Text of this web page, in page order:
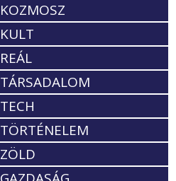
KOZMOSZ
KULT
REÁL
TÁRSADALOM
TECH
TÖRTÉNELEM
ZÖLD